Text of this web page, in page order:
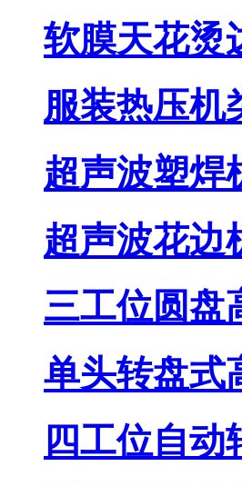
软膜天花烫
服装热压机
超声波塑焊
超声波花边
三工位圆盘
单头转盘式
四工位自